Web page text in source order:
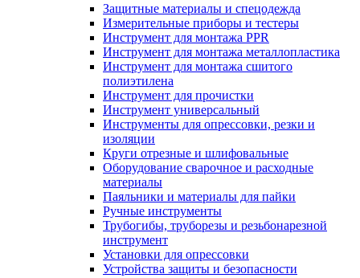
Защитные материалы и спецодежда
Измерительные приборы и тестеры
Инструмент для монтажа PPR
Инструмент для монтажа металлопластика
Инструмент для монтажа сшитого
полиэтилена
Инструмент для прочистки
Инструмент универсальный
Инструменты для опрессовки, резки и
изоляции
Круги отрезные и шлифовальные
Оборудование сварочное и расходные
материалы
Паяльники и материалы для пайки
Ручные инструменты
Трубогибы, труборезы и резьбонарезной
инструмент
Установки для опрессовки
Устройства защиты и безопасности